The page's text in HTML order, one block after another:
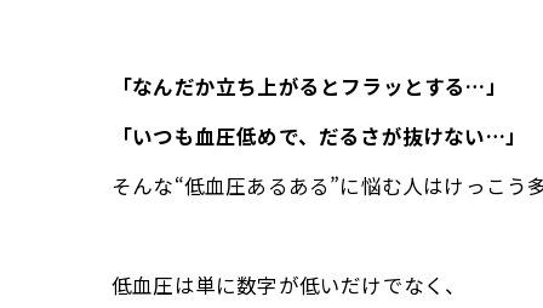
「なんだか立ち上がるとフラッとする…」
「いつも血圧低めで、だるさが抜けない…」
そんな“低血圧あるある”に悩む人はけっこう多
低血圧は単に数字が低いだけでなく、